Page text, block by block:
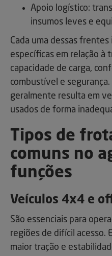
Apoio logístico:
insumos leves e
Cada uma dessas
específicas em relação à
capacidade de carga,
combustível e
geralmente resulta em
usados de forma
Tipos de
comuns no
funções
Veículos 4x4 e
São essenciais para
regiões de difícil acesso.
maior tração e